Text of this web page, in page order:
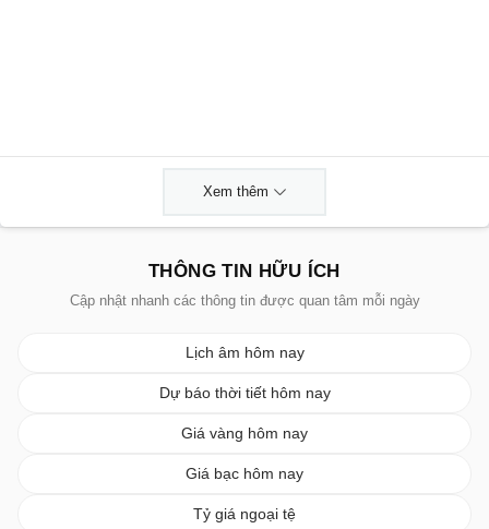
Xem thêm
THÔNG TIN HỮU ÍCH
Cập nhật nhanh các thông tin được quan tâm mỗi ngày
Lịch âm hôm nay
Dự báo thời tiết hôm nay
Giá vàng hôm nay
Giá bạc hôm nay
Tỷ giá ngoại tệ